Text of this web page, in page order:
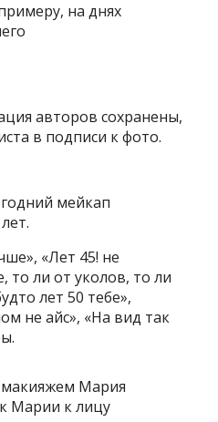
на днях
авторов сохранены,
в подписи к фото.
мейкап
«Лет 45! не
то ли от уколов, то ли
лет 50 тебе»,
не айс», «На вид так
макияжем Мария
Марии к лицу